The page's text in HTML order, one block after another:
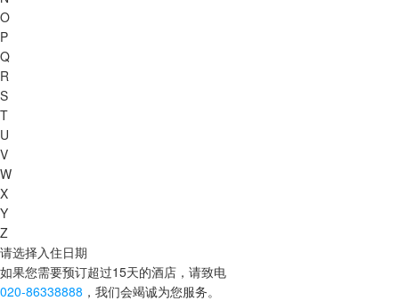
O
P
Q
R
S
T
U
V
W
X
Y
Z
请选择入住日期
如果您需要预订超过15天的酒店，请致电
020-86338888 ，我们会竭诚为您服务。